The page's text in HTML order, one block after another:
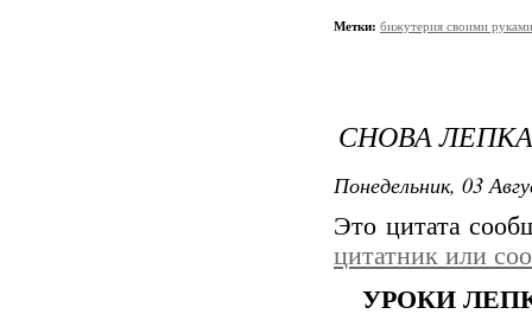
Метки: бижутерия своими руками
СНОВА ЛЕПКА
Понедельник, 03
Это цитата
цитатник или
УРОКИ